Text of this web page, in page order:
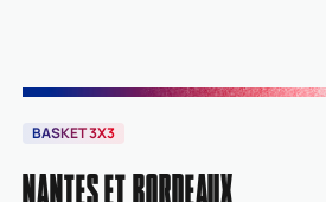
BASKET 3X3
NANTES ET BORDEAUX